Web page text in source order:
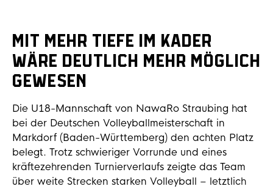
Mit mehr Tiefe im Kader
wäre deutlich mehr möglich
gewesen
Die U18-Mannschaft von NawaRo Straubing hat
bei der Deutschen Volleyballmeisterschaft in
Markdorf (Baden-Württemberg) den achten Platz
belegt. Trotz schwieriger Vorrunde und eines
kräftezehrenden Turnierverlaufs zeigte das Team
über weite Strecken starken Volleyball – letztlich